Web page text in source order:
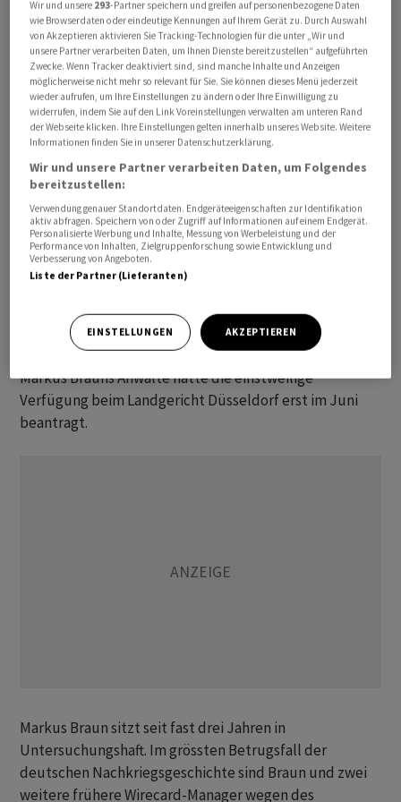
Re per einstweiliger Verfügung dazu zwingen, für seine
zahllosen Prozesse die vereinbarte Deckungssumme
von 10 Millionen Euro bereitzustellen. Die Swiss Re
weigert sich jedoch und verweist auf die im Vertrag
enthaltene "Serienschadensklausel". Ihr zufolge müsse
die Managerhaftpflicht nicht für die Folgen eintreten,
Ihre endgültige Entscheidung will die Kammer am 13.
Juli verkünden.
Das Gericht sah auch keinen Grund, im Eilverfahren per
einstweiliger Verfügung dem Kläger Markus Braun
"keine Eilbedürftigkeit", betonte die Richterin. "Dass
zahllose Verfahren auf ihren Mandanten zukommen
werden, wissen sie doch schon seit zweieinhalb Jahren."
Markus Brauns Anwälte hatte die einstweilige
Verfügung beim Landgericht Düsseldorf erst im Juni
beantragt.
Markus Braun sitzt seit fast drei Jahren in
Untersuchungshaft. Im grössten Betrugsfall der
deutschen Nachkriegsgeschichte sind Braun und zwei
weitere frühere Wirecard-Manager wegen des
Wir und unsere 293-Partner speichern und greifen auf personenbezogene Daten
wie Browserdaten oder eindeutige Kennungen auf Ihrem Gerät zu. Durch Auswahl
von Akzeptieren aktivieren Sie Tracking-Technologien für die unter „Wir und
unsere Partner verarbeiten Daten, um Ihnen Dienste bereitzustellen“ aufgeführten
Zwecke. Wenn Tracker deaktiviert sind, sind manche Inhalte und Anzeigen
möglicherweise nicht mehr so relevant für Sie. Sie können dieses Menü jederzeit
wieder aufrufen, um Ihre Einstellungen zu ändern oder Ihre Einwilligung zu
widerrufen, indem Sie auf den Link Voreinstellungen verwalten am unteren Rand
der Webseite klicken. Ihre Einstellungen gelten innerhalb unseres Website. Weitere
Informationen finden Sie in unserer Datenschutzerklärung.
Wir und unsere Partner verarbeiten Daten, um Folgendes
bereitzustellen:
Verwendung genauer Standortdaten. Endgeräteeigenschaften zur Identifikation
aktiv abfragen. Speichern von oder Zugriff auf Informationen auf einem Endgerät.
Personalisierte Werbung und Inhalte, Messung von Werbeleistung und der
Performance von Inhalten, Zielgruppenforschung sowie Entwicklung und
Verbesserung von Angeboten.
Liste der Partner (Lieferanten)
EINSTELLUNGEN AKZEPTIEREN